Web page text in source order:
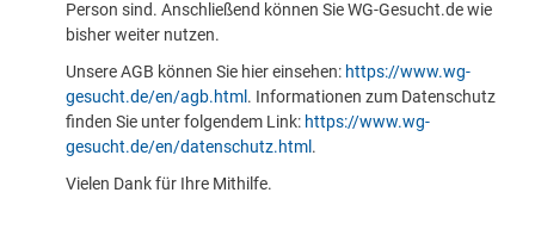
Person sind. Anschließend können Sie WG-Gesucht.de wie
bisher weiter nutzen.
Unsere AGB können Sie hier einsehen: https://www.wg-
gesucht.de/en/agb.html . Informationen zum Datenschutz
finden Sie unter folgendem Link: https://www.wg-
gesucht.de/en/datenschutz.html .
Vielen Dank für Ihre Mithilfe.